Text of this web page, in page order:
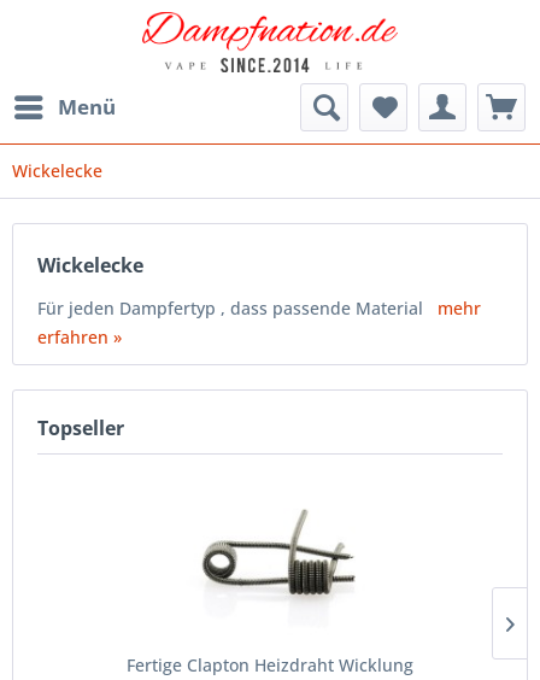
Menü
Wickelecke
Wickelecke
Für jeden Dampfertyp , dass passende Material mehr
erfahren »
Topseller
Fertige Clapton Heizdraht Wicklung